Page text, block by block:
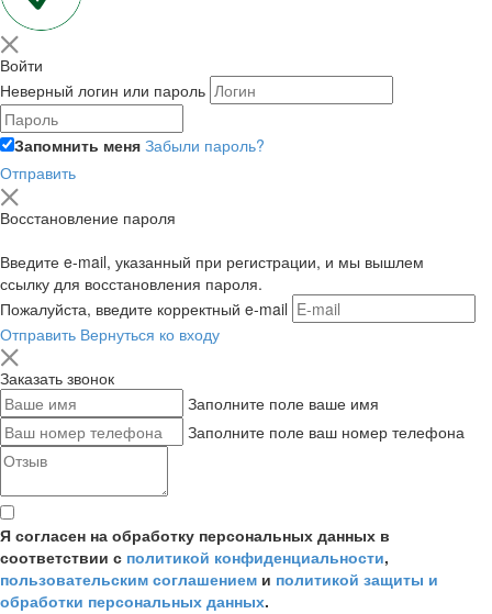
Войти
Неверный логин или пароль
Запомнить меня Забыли пароль?
Отправить
Восстановление пароля
Введите e-mail, указанный при регистрации, и мы вышлем
ссылку для восстановления пароля.
Пожалуйста, введите корректный e-mail
Отправить Вернуться ко входу
Заказать звонок
Заполните поле ваше имя
Заполните поле ваш номер телефона
Я согласен на обработку персональных данных в
соответствии с политикой конфиденциальности,
пользовательским соглашением и политикой защиты и
обработки персональных данных.